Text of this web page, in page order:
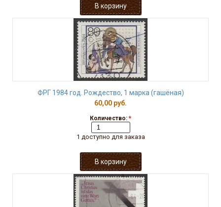
ФРГ 1984 год. Рождество, 1 марка (гашёная)
60,00 руб.
Количество: *
1 доступно для заказа